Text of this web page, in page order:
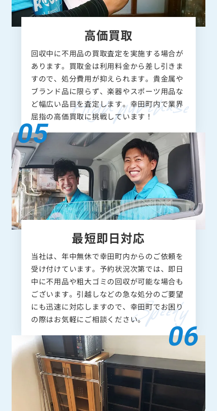
高価買取
回収中に不用品の買取査定を実施する場合が
あります。買取金は利用料金から差し引きま
すので、処分費用が抑えられます。貴金属や
ブランド品に限らず、楽器やスポーツ用品な
ど幅広い品目を査定します。幸田町内で業界
屈指の高価買取に挑戦しています！
最短即日対応
当社は、年中無休で幸田町内からのご依頼を
受け付けています。予約状況次第では、即日
中に不用品や粗大ゴミの回収が可能な場合も
ございます。引越しなどの急な処分のご要望
にも迅速に対応しますので、幸田町でお困り
の際はお気軽にご相談ください。